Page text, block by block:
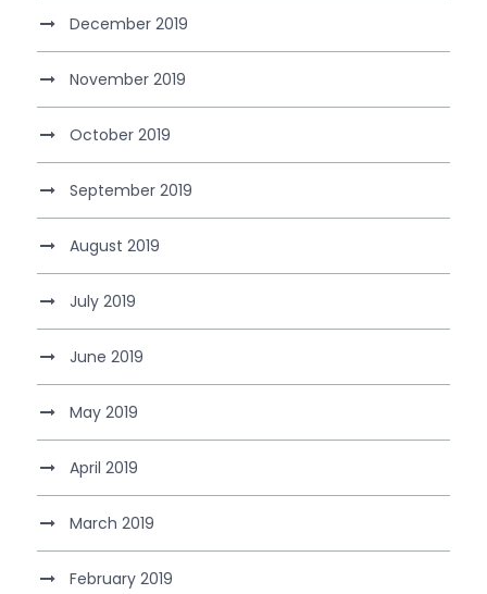
December 2019
November 2019
October 2019
September 2019
August 2019
July 2019
June 2019
May 2019
April 2019
March 2019
February 2019